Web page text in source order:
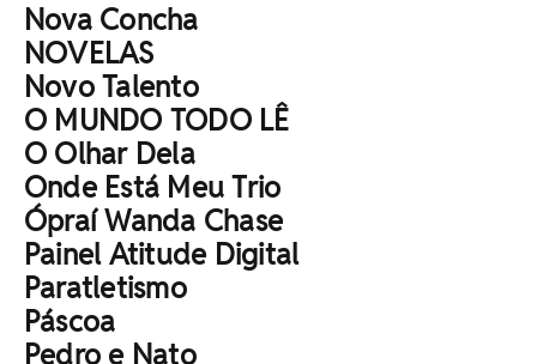
Nova Concha
NOVELAS
Novo Talento
O MUNDO TODO LÊ
O Olhar Dela
Onde Está Meu Trio
Ópraí Wanda Chase
Painel Atitude Digital
Paratletismo
Páscoa
Pedro e Nato